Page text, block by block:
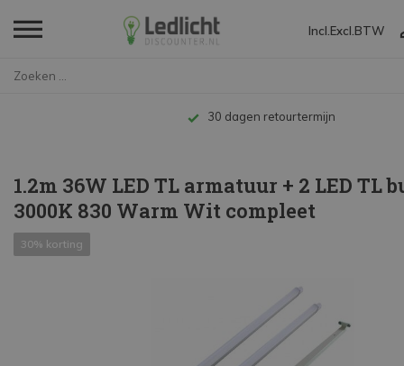
Incl. Excl. BTW
Tot 10 jaar garantie
1.2m 36W LED TL armatuur + 2 LED TL
3000K 830 Warm Wit compleet
30% korting